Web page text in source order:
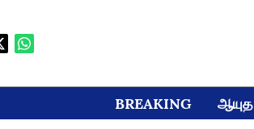
BREAKING ஆயுத